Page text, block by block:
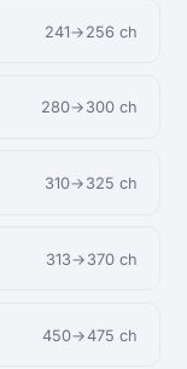
241→256 ch
280→300 ch
310→325 ch
313→370 ch
450→475 ch